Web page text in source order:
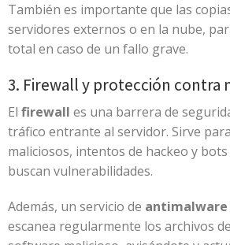
También es importante que las
servidores externos o en la nube,
total en caso de un fallo grave.
3. Firewall y protección contra
El firewall es una barrera de
tráfico entrante al servidor. Sirve
maliciosos, intentos de hackeo y
buscan vulnerabilidades.
Además, un servicio de
escanea regularmente los archivos